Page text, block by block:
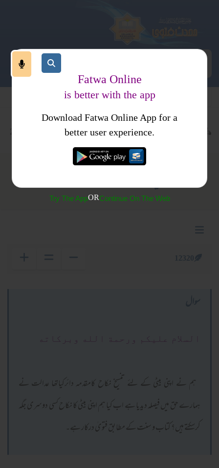
طلاق خلع کتب فتاوی فتاوی اصحاب الحدیث جلد2
(329) تنسیخ نکاح کے بعد دوسری جگہ نکاح کرنا
السلام عليكم ورحمة الله وبركاته
ہم نے اپنی بیٹی کے لئے تنسیخ نکاح کامقدمہ دائرکیاتھا عدالت نے
ہمارے حق میں فیصلہ دیدیا ہے اب کیا ہم اپنی بیٹی کا نکاح کسی دوسری جگہ
کرسکتے ہیں؟ کتاب و سنت کے مطابق فتویٰ درکار ہے۔
Fatwa Online
is better with the app
Download Fatwa Online App for a
better user experience.
Try The AppORContinue On The Web